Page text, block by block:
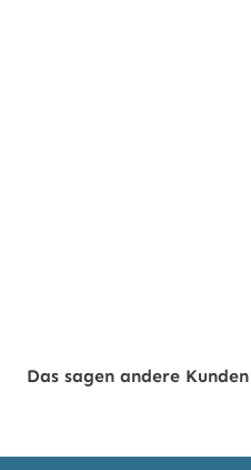
Das sagen andere Kunden